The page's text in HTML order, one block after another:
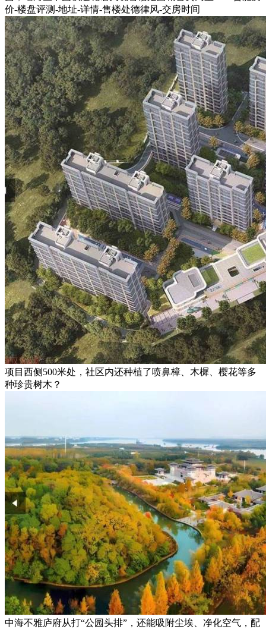
价-楼盘评测-地址-详情-售楼处德律风-交房时间
项目西侧500米处，社区内还种植了喷鼻樟、木樨、樱花等多
种珍贵树木？
中海不雅庐府从打“公园头排”，还能吸附尘埃、净化空气，配